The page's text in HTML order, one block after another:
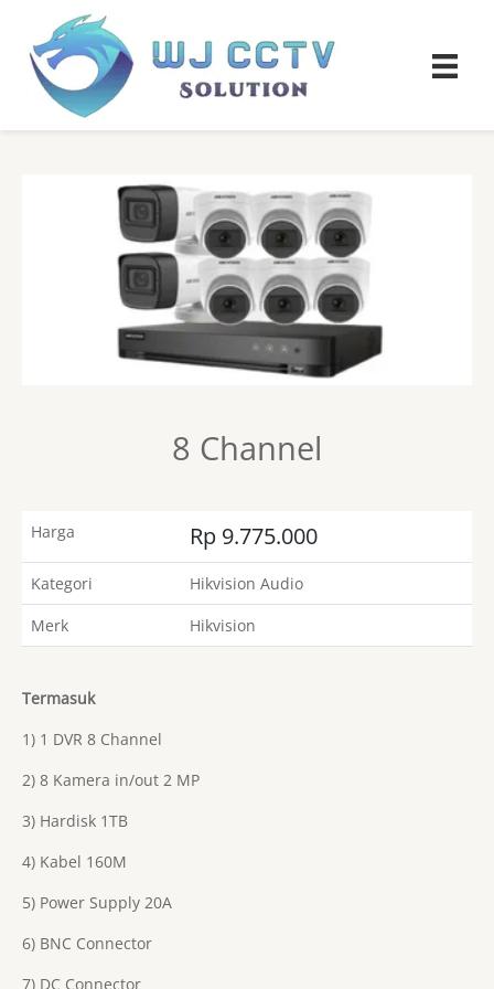
8 Channel
Harga Rp 9.775.000
Kategori
Hikvision Audio
Merk
Hikvision
Termasuk
1) 1 DVR 8 Channel
2) 8 Kamera in/out 2 MP
3) Hardisk 1TB
4) Kabel 160M
5) Power Supply 20A
6) BNC Connector
7) DC Connector